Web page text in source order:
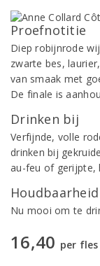
Proefnotitie
Diep robijnrode
zwarte bes,
van smaak met
De finale is
Drinken bij
Verfijnde, volle
drinken bij
au-feu of gerijpte,
Houdbaarheid
Nu mooi om te
16,40 per fles